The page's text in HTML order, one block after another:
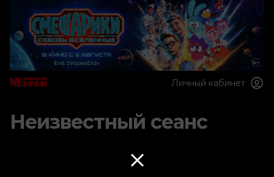
Личный кабинет
Неизвестный сеанс